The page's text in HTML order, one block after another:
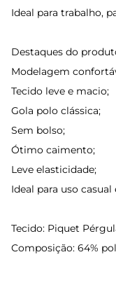
Ideal para trabalho,
Destaques do
Modelagem
Tecido leve e macio;
Gola polo clássica;
Sem bolso;
Ótimo caimento;
Leve elasticidade;
Ideal para uso casual
Tecido: Piquet
Composição: 64%